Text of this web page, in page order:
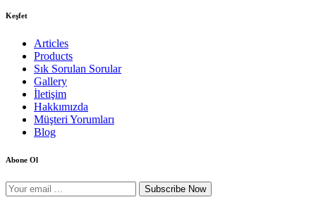
Keşfet
Articles
Products
Sık Sorulan Sorular
Gallery
İletişim
Hakkımızda
Müşteri Yorumları
Blog
Abone Ol
Subscribe Now